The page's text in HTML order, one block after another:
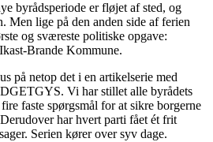
byrådsperiode er fløjet af sted, og
Men lige på den anden side af ferien
og sværeste politiske opgave:
Brande Kommune.
på netop det i en artikelserie med
Vi har stillet alle byrådets
faste spørgsmål for at sikre borgerne
har hvert parti fået ét frit
Serien kører over syv dage.